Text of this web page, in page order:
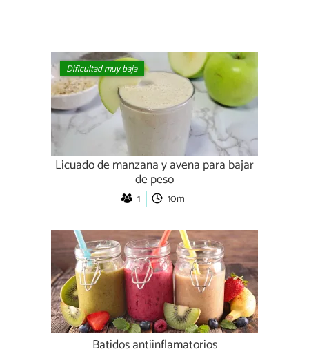
Dificultad muy baja
Licuado de manzana y avena para bajar
de peso
1 10m
Batidos antiinflamatorios